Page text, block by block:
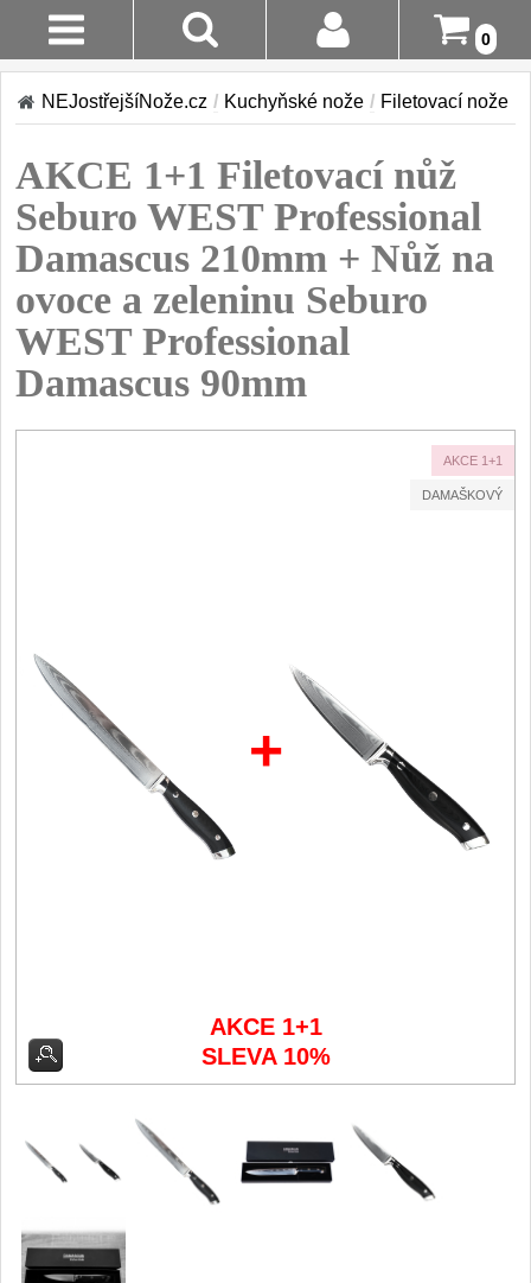
0
Stav
Objednávky
Login
Registrace
Doručení A
Platba
Vrácení Do
Akce!
Sady kuchyňských nožů 9
Šéfkuchařské nože 30
Univerzální nože 50
Nože na ovoce a
zeleninu
Vykosťovací nože
Steakové nože
Plátkovací nože 27
Kuchyňské příslušenství
Zavírací nože
Taktické
NEJostřejšíNože.cz / Kuchyňské nože / Filetovací nože
AKCE 1+1 Filetovací nůž
Seburo WEST Professional
Damascus 210mm + Nůž na
ovoce a zeleninu Seburo
WEST Professional
Damascus 90mm
AKCE 1+1
DAMAŠKOVÝ
+
AKCE 1+1
SLEVA 10%